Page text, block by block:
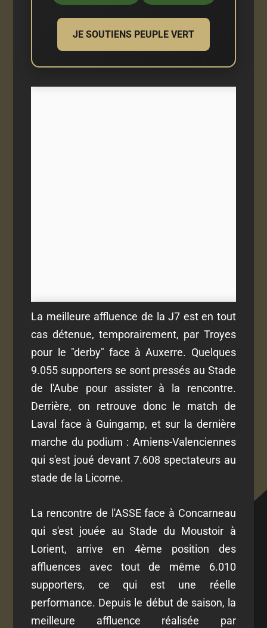
JE SOUTIENS PEUPLE VERT
La meilleure affluence de la J7 est en tout
cas détenue, temporairement, par Troyes
pour le "derby" face à Auxerre. Quelques
9.055 supporters se sont pressés au Stade
de l'Aube pour assister à la rencontre.
Derrière, on retrouve donc le match de
Laval face à Guingamp, et sur la dernière
marche du podium : Amiens-Valenciennes
qui s'est joué devant 7.608 spectateurs au
stade de la Licorne.
La rencontre de l'ASSE face à Concarneau
qui s'est jouée au Stade du Moustoir à
Lorient, arrive en 4ème position des
affluences avec tout de même 6.010
supporters, ce qui est une réelle
performance. Depuis le début de saison, la
meilleure affluence réalisée par